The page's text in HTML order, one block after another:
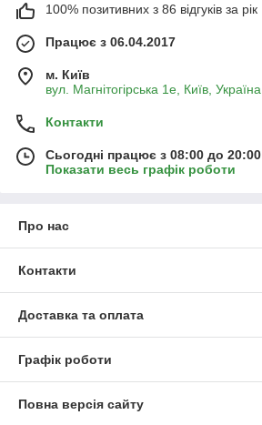
100% позитивних з 86 відгуків за рік
Працює з 06.04.2017
м. Київ
вул. Магнітогірська 1е, Київ, Україна
Контакти
Сьогодні працює з 08:00 до 20:00
Показати весь графік роботи
Про нас
Контакти
Доставка та оплата
Графік роботи
Повна версія сайту